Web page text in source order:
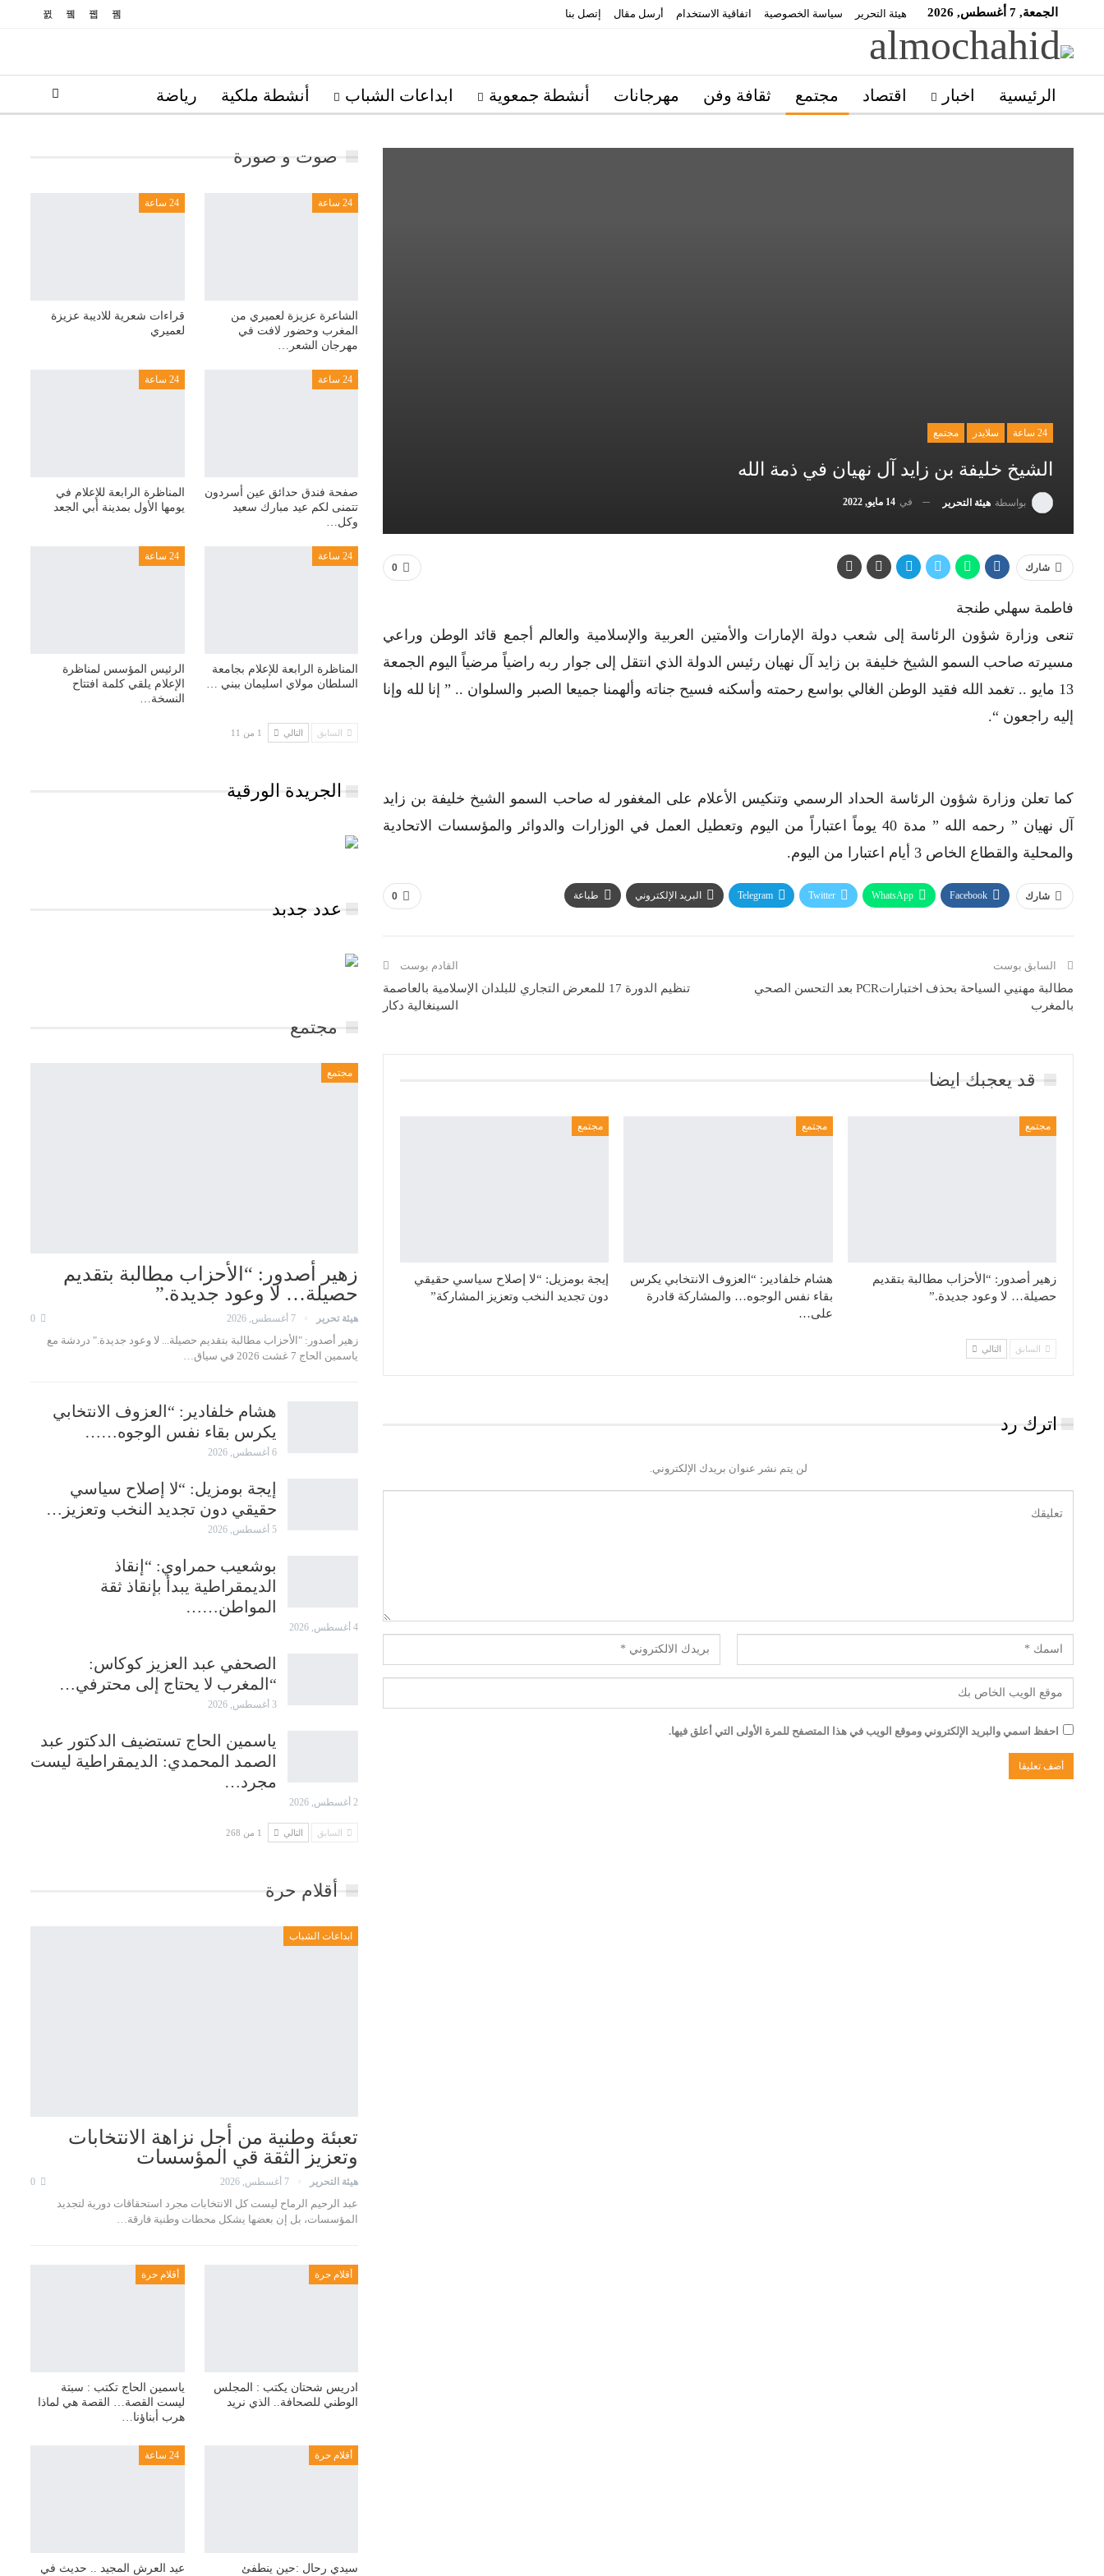
الجمعة, 7 أغسطس, 2026 هيئة التحرير سياسة الخصوصية اتفاقية الاستخدام أرسل مقال إتصل بنا
الرئيسية اخبار اقتصاد مجتمع ثقافة وفن مهرجانات أنشطة جمعوية ابداعات الشباب أنشطة ملكية رياضة
24 ساعة سلايدر مجتمع
الشيخ خليفة بن زايد آل نهيان في ذمة الله
بواسطة هيئة التحرير في 14 مايو, 2022
0 شارك
فاطمة سهلي طنجة
تنعى وزارة شؤون الرئاسة إلى شعب دولة الإمارات والأمتين العربية والإسلامية والعالم أجمع قائد الوطن وراعي
مسيرته صاحب السمو الشيخ خليفة بن زايد آل نهيان رئيس الدولة الذي انتقل إلى جوار ربه راضياً مرضياً اليوم الجمعة
13 مايو .. تغمد الله فقيد الوطن الغالي بواسع رحمته وأسكنه فسيح جناته وألهمنا جميعا الصبر والسلوان .. ” إنا لله وإنا
إليه راجعون “.
كما تعلن وزارة شؤون الرئاسة الحداد الرسمي وتنكيس الأعلام على المغفور له صاحب السمو الشيخ خليفة بن زايد
آل نهيان ” رحمه الله ” مدة 40 يوماً اعتباراً من اليوم وتعطيل العمل في الوزارات والدوائر والمؤسسات الاتحادية
والمحلية والقطاع الخاص 3 أيام اعتبارا من اليوم.
0 شارك Facebook
WhatsApp
Twitter
Telegram البريد الإلكتروني طباعة
السابق بوست
مطالبة مهنيي السياحة بحذف اختباراتPCR بعد التحسن الصحي
بالمغرب
القادم بوست
تنظيم الدورة 17 للمعرض التجاري للبلدان الإسلامية بالعاصمة
السينغالية دكار
قد يعجبك ايضا
مجتمع
زهير أصدور: “الأحزاب مطالبة بتقديم
حصيلة… لا وعود جديدة.”
مجتمع
هشام خلفادير: “العزوف الانتخابي يكرس
بقاء نفس الوجوه… والمشاركة قادرة
على…
مجتمع
إيجة بومزيل: “لا إصلاح سياسي حقيقي
دون تجديد النخب وتعزيز المشاركة”
السابق التالي
اترك رد
لن يتم نشر عنوان بريدك الإلكتروني.
احفظ اسمي والبريد الإلكتروني وموقع الويب في هذا المتصفح للمرة الأولى التي أعلق فيها.
صوت و صورة
24 ساعة
الشاعرة عزيزة لعميري من
المغرب وحضور لافت في
مهرجان الشعر…
24 ساعة
قراءات شعرية للاديبة عزيزة
لعميري
24 ساعة
صفحة فندق حدائق عين أسردون
تتمنى لكم عيد مبارك سعيد
وكل…
24 ساعة
المناظرة الرابعة للإعلام في
يومها الأول بمدينة أبي الجعد
24 ساعة
المناظرة الرابعة للإعلام بجامعة
السلطان مولاي اسليمان ببني …
24 ساعة
الرئيس المؤسس لمناظرة
الإعلام يلقي كلمة افتتاح
النسخة…
السابق التالي 1 من 11
الجريدة الورقية
عدد جدبد
مجتمع
مجتمع
زهير أصدور: “الأحزاب مطالبة بتقديم
حصيلة… لا وعود جديدة.”
هيئة تحرير 7 أغسطس, 2026
زهير أصدور: "الأحزاب مطالبة بتقديم حصيلة... لا وعود جديدة." دردشة مع
ياسمين الحاج 7 غشت 2026 في سياق…
هشام خلفادير: “العزوف الانتخابي
يكرس بقاء نفس الوجوه……
6 أغسطس, 2026
إيجة بومزيل: “لا إصلاح سياسي
حقيقي دون تجديد النخب وتعزيز…
5 أغسطس, 2026
بوشعيب حمراوي: “إنقاذ
الديمقراطية يبدأ بإنقاذ ثقة
المواطن……
4 أغسطس, 2026
الصحفي عبد العزيز كوكاس:
“المغرب لا يحتاج إلى محترفي…
3 أغسطس, 2026
ياسمين الحاج تستضيف الدكتور عبد
الصمد المحمدي: الديمقراطية ليست
مجرد…
2 أغسطس, 2026
السابق التالي 1 من 268
أقلام حرة
ابداعات الشباب
تعبئة وطنية من أجل نزاهة الانتخابات
وتعزيز الثقة قي المؤسسات
هيئة التحرير 7 أغسطس, 2026
عبد الرحيم الرماح ليست كل الانتخابات مجرد استحقاقات دورية لتجديد
المؤسسات، بل إن بعضها يشكل محطات وطنية فارقة…
أقلام حرة
ادريس شحتان يكتب : المجلس
الوطني للصحافة.. الذي نريد
أقلام حرة
ياسمين الحاج تكتب : سبتة
ليست القصة… القصة هي لماذا
هرب أبناؤنا…
أقلام حرة
سيدي رحال :حين ينطفئ
24 ساعة
عيد العرش المجيد .. حديث في